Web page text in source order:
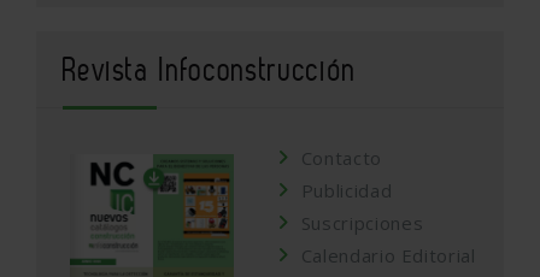
Revista Infoconstrucción
Contacto
Publicidad
Suscripciones
Calendario Editorial